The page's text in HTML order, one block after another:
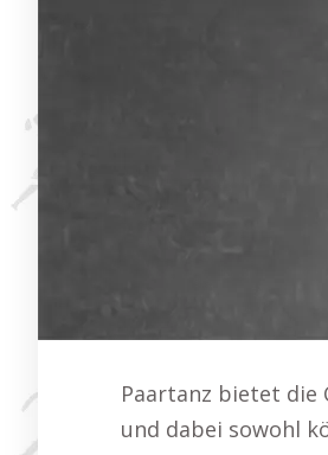
Paartanz bietet die
und dabei sowohl